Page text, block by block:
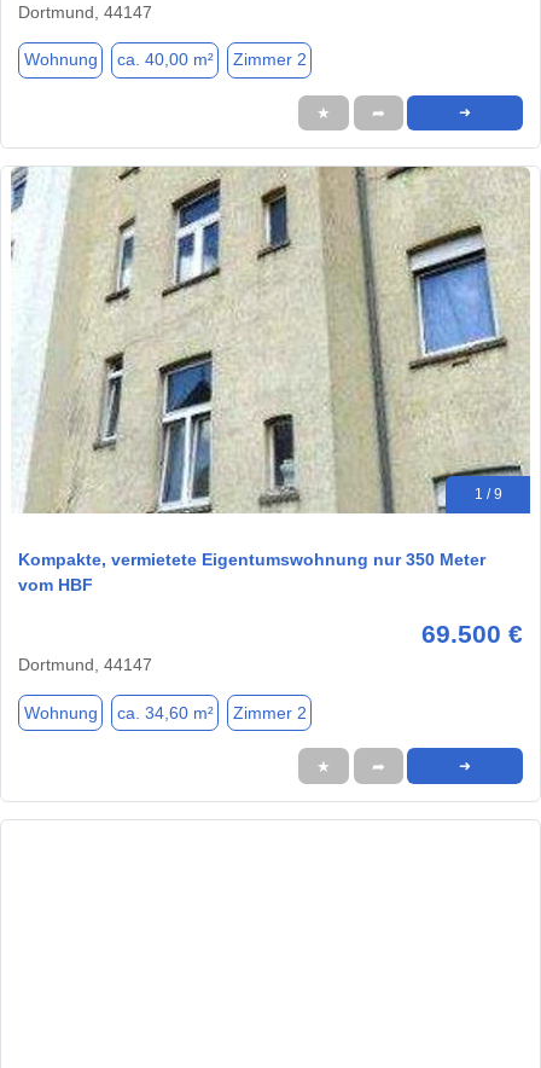
Dortmund, 44147
Wohnung ca. 40,00 m² Zimmer 2
★ ➦ ➜
1 / 9
Kompakte, vermietete Eigentumswohnung nur 350 Meter
vom HBF
69.500 €
Dortmund, 44147
Wohnung ca. 34,60 m² Zimmer 2
★ ➦ ➜